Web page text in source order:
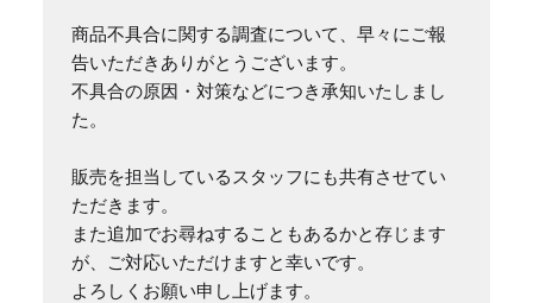
商品不具合に関する調査について、早々にご報
告いただきありがとうございます。
不具合の原因・対策などにつき承知いたしまし
た。
販売を担当しているスタッフにも共有させてい
ただきます。
また追加でお尋ねすることもあるかと存じます
が、ご対応いただけますと幸いです。
よろしくお願い申し上げます。